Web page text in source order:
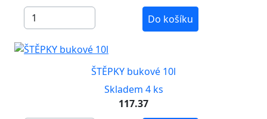
Do košíku
ŠTĚPKY bukové 10l
Skladem 4 ks
117.37